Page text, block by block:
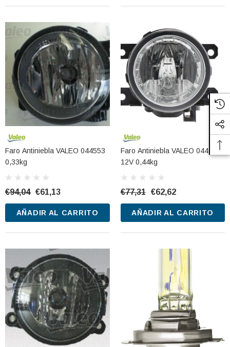
Faro Antiniebla VALEO 044553
0,33kg
€94,04 €61,13
AÑADIR AL CARRITO
Faro Antiniebla VALEO 044186
12V 0,44kg
€77,31 €62,62
AÑADIR AL CARRITO